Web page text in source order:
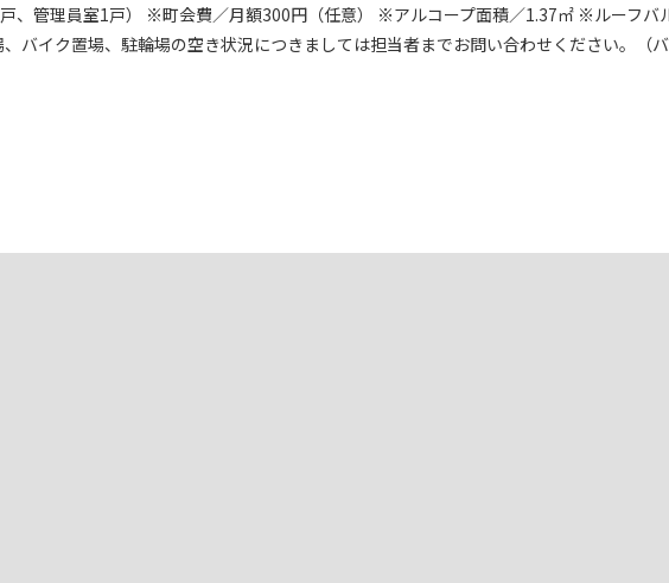
、管理員室1戸） ※町会費／月額300円（任意） ※アルコープ面積／1.37㎡ ※ルーフバ
バイク置場、駐輪場の空き状況につきましては担当者までお問い合わせください。（